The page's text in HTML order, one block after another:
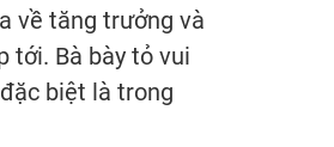
về tăng trưởng và
tới. Bà bày tỏ vui
biệt là trong